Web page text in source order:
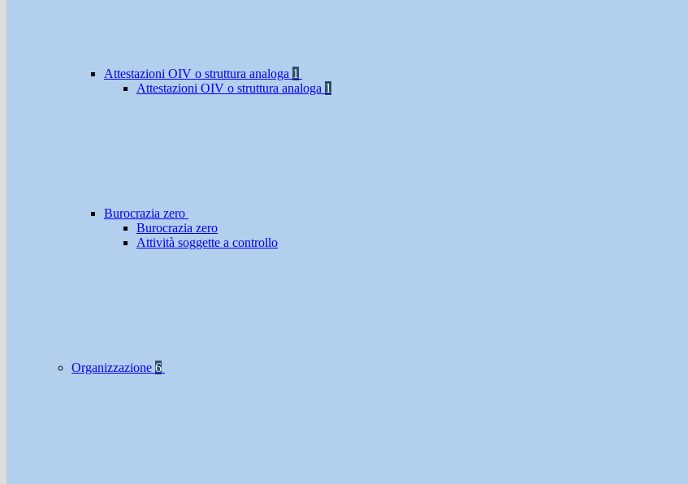
Attestazioni OIV o struttura analoga 1
Attestazioni OIV o struttura analoga 1
Burocrazia zero
Burocrazia zero
Attività soggette a controllo
Organizzazione 6